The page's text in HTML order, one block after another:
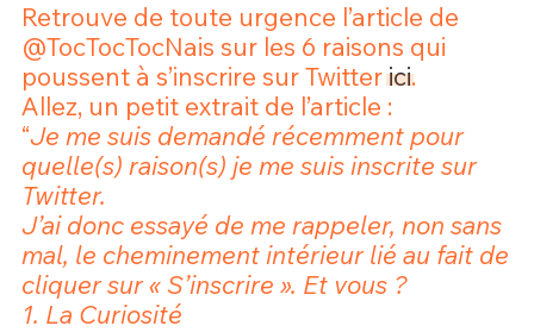
Retrouve de toute urgence l’article de
@TocTocTocNais sur les 6 raisons qui
poussent à s’inscrire sur Twitterici.
Allez, un petit extrait de l’article :
“Je me suis demandé récemment pour
quelle(s) raison(s) je me suis inscrite sur
Twitter.
J’ai donc essayé de me rappeler, non sans
mal, le cheminement intérieur lié au fait de
cliquer sur « S’inscrire ». Et vous ?
1. La Curiosité